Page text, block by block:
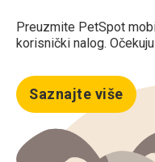
Preuzmite PetSpot
korisnički nalog.
Saznajte više